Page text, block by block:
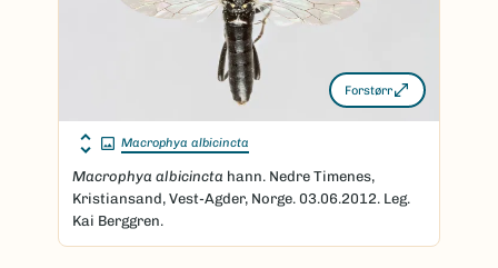
Forstørr
Macrophya albicincta
Macrophya albicincta hann. Nedre Timenes,
Kristiansand, Vest-Agder, Norge. 03.06.2012. Leg.
Kai Berggren.